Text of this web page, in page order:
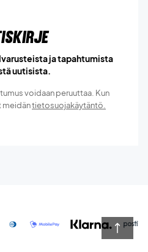
ja tapahtumista
uutisista.
voidaan peruuttaa. Kun
meidäntietosuojakäytäntö.